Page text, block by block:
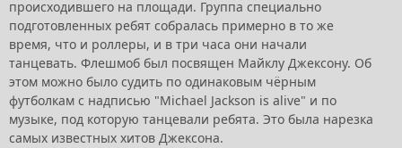
происходившего на площади. Группа специально
подготовленных ребят собралась примерно в то же
время, что и роллеры, и в три часа они начали
танцевать. Флешмоб был посвящен Майклу Джексону. Об
этом можно было судить по одинаковым чёрным
футболкам с надписью "Michael Jackson is alive" и по
музыке, под которую танцевали ребята. Это была нарезка
самых известных хитов Джексона.